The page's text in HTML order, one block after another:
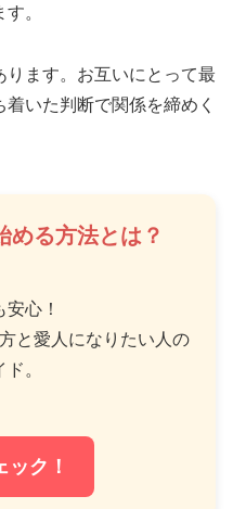
。
ます。お互いにとって最
いた判断で関係を締めく
める方法とは？
心！
と愛人になりたい人の
。
ック！